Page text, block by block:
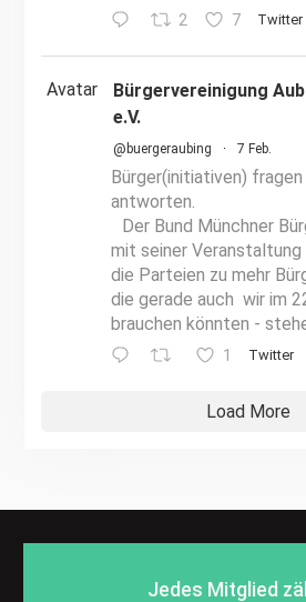
2 7 Twitter
Avatar
Bürgervereinigung
e.V.
@buergeraubing · 7 Feb.
Bürger(initiativen)
antworten.
Der Bund Münchner
mit seiner Veranstaltung
die Parteien zu mehr
die gerade auch wir im
brauchen könnten -
1 Twitter
Load More
Jedes Mitglied